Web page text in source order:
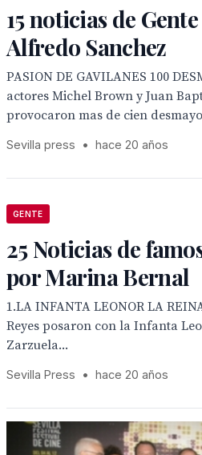
15 noticias de
Alfredo Sanchez
PASION DE GAVILANES 100
actores Michel Brown y Juan
provocaron mas de cien
Sevilla press • hace 20 años
GENTE
25 Noticias de
por Marina Bernal
1.LA INFANTA LEONOR LA
Reyes posaron con la Infanta
Zarzuela...
Sevilla Press • hace 20 años